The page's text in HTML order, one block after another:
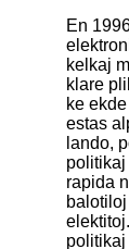
En
kelkaj
klare
ke
estas
lando,
rapida
politikaj